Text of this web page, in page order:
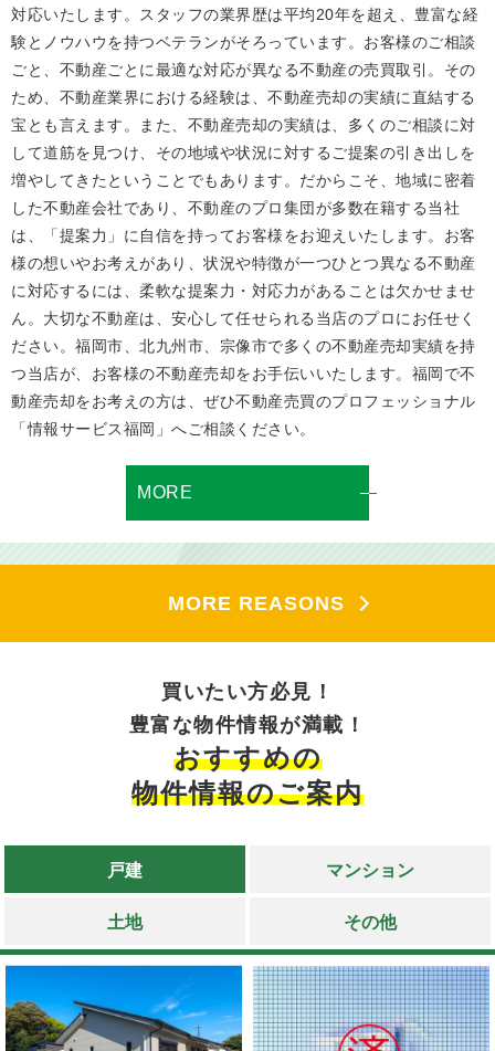
対応いたします。スタッフの業界歴は平均20年を超え、豊富な経
験とノウハウを持つベテランがそろっています。お客様のご相談
ごと、不動産ごとに最適な対応が異なる不動産の売買取引。その
ため、不動産業界における経験は、不動産売却の実績に直結する
宝とも言えます。また、不動産売却の実績は、多くのご相談に対
して道筋を見つけ、その地域や状況に対するご提案の引き出しを
増やしてきたということでもあります。だからこそ、地域に密着
した不動産会社であり、不動産のプロ集団が多数在籍する当社
は、「提案力」に自信を持ってお客様をお迎えいたします。お客
様の想いやお考えがあり、状況や特徴が一つひとつ異なる不動産
に対応するには、柔軟な提案力・対応力があることは欠かせませ
ん。大切な不動産は、安心して任せられる当店のプロにお任せく
ださい。福岡市、北九州市、宗像市で多くの不動産売却実績を持
つ当店が、お客様の不動産売却をお手伝いいたします。福岡で不
動産売却をお考えの方は、ぜひ不動産売買のプロフェッショナル
「情報サービス福岡」へご相談ください。
MORE
MORE REASONS
買いたい方必見！
豊富な物件情報が満載！
おすすめの
物件情報のご案内
戸建 マンション
土地 その他